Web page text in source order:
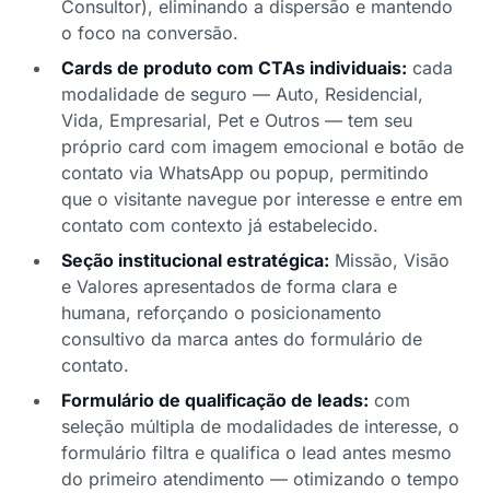
Consultor), eliminando a dispersão e mantendo
o foco na conversão.
Cards de produto com CTAs individuais: cada
modalidade de seguro — Auto, Residencial,
Vida, Empresarial, Pet e Outros — tem seu
próprio card com imagem emocional e botão de
contato via WhatsApp ou popup, permitindo
que o visitante navegue por interesse e entre em
contato com contexto já estabelecido.
Seção institucional estratégica: Missão, Visão
e Valores apresentados de forma clara e
humana, reforçando o posicionamento
consultivo da marca antes do formulário de
contato.
Formulário de qualificação de leads: com
seleção múltipla de modalidades de interesse, o
formulário filtra e qualifica o lead antes mesmo
do primeiro atendimento — otimizando o tempo